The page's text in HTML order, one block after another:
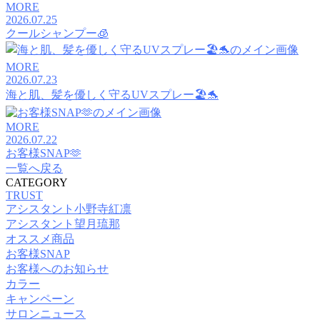
MORE
2026.07.25
クールシャンプー🧊
MORE
2026.07.23
海と肌、髪を優しく守るUVスプレー🏖️🐬
MORE
2026.07.22
お客様SNAP🫶
一覧へ戻る
CATEGORY
TRUST
アシスタント小野寺紅凛
アシスタント望月琉那
オススメ商品
お客様SNAP
お客様へのお知らせ
カラー
キャンペーン
サロンニュース